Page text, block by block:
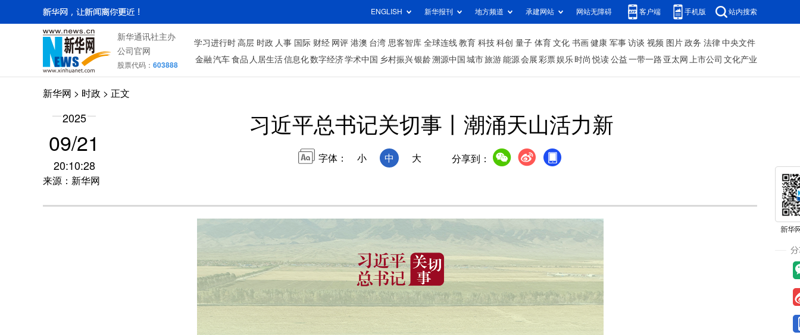
ENGLISH 新华报刊 地方频道 承建网站 网站无障碍 客户端 手机版 站内搜索
新华通讯社主办
公司官网
股票代码： 603888
学习进行时 高层 时政 人事 国际 财经 网评 港澳 台湾 思客智库 全球连线 教育 科技 科创 量子 体育 文化 书画 健康 军事 访谈 视频 图片 政务 法律 中央文件
金融 汽车 食品 人居生活信息化数字经济学术中国 乡村振兴银龄溯源中国 城市旅游 能源 会展 彩票娱乐 时尚 悦读 公益 一带一路 亚太网 上市公司 文化产业
新华网 > 时政 > 正文
2025
09/21
20:10:28
来源：新华网
习近平总书记关切事丨潮涌天山活力新
字体： 小 中 大 分享到：